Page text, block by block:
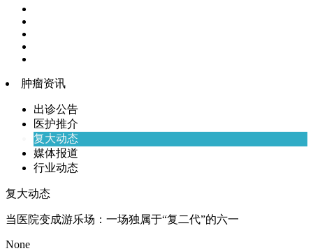
肿瘤资讯
出诊公告
医护推介
复大动态
媒体报道
行业动态
复大动态
当医院变成游乐场：一场独属于“复二代”的六一
None